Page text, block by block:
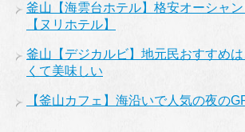
釜山【海雲台ホテル】格安オーシャ
【ヌリホテル】
釜山【デジカルビ】地元民おすすめ
くて美味しい
【釜山カフェ】海沿いで人気の夜の